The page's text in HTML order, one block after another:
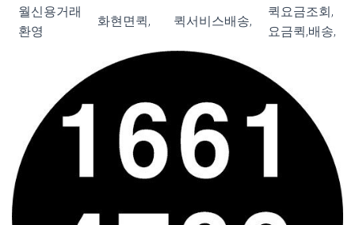
월신용거래
환영
화현면퀵, 퀵서비스배송,
퀵요금조회,
요금퀵,배송,